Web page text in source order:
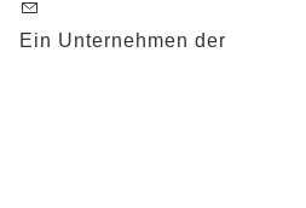
Ein Unternehmen der